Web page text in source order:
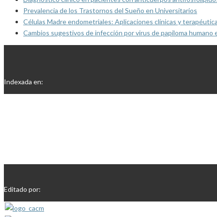
Prevalencia de los Trastornos del Sueño en Universitarios
Células Madre endometriales: Aplicaciones clínicas y
Cambios sugestivos de infección por virus de papiloma
Indexada en:
Editado por: